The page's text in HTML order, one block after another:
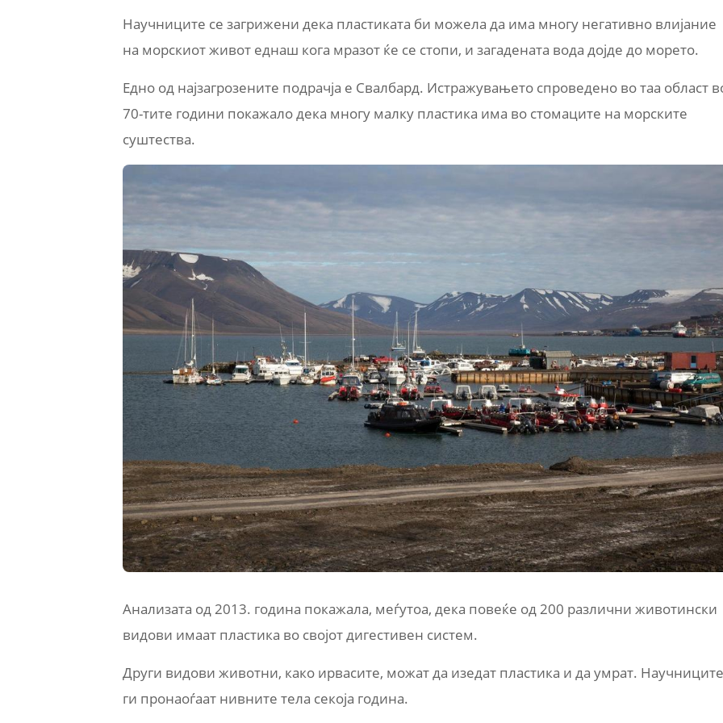
Научниците се загрижени дека пластиката би можела да има многу негативно влијание
на морскиот живот еднаш кога мразот ќе се стопи, и загадената вода дојде до морето.
Едно од најзагрозените подрачја е Свалбард. Истражувањето спроведено во таа област
70-тите години покажало дека многу малку пластика има во стомаците на морските
суштества.
Анализата од 2013. година покажала, меѓутоа, дека повеќе од 200 различни животински
видови имаат пластика во својот дигестивен систем.
Други видови животни, како ирвасите, можат да изедат пластика и да умрат. Научниците
ги пронаоѓаат нивните тела секоја година.